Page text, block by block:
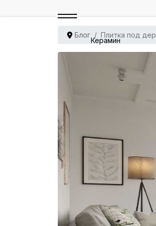
Керамин
Блог Плитка под